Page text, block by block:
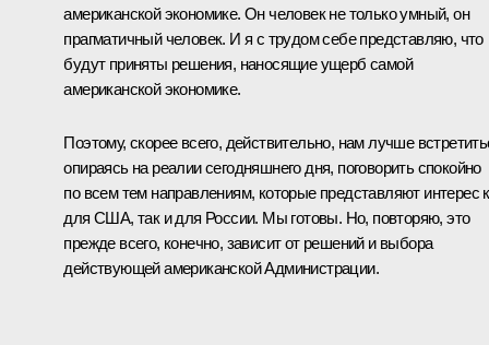
американской экономике. Он человек не только умный, он
прагматичный человек. И я с трудом себе представляю, что
будут приняты решения, наносящие ущерб самой
американской экономике.
Поэтому, скорее всего, действительно, нам лучше
опираясь на реалии сегодняшнего дня, поговорить спокойно
по всем тем направлениям, которые представляют интерес
для США, так и для России. Мы готовы. Но, повторяю, это
прежде всего, конечно, зависит от решений и выбора
действующей американской Администрации.